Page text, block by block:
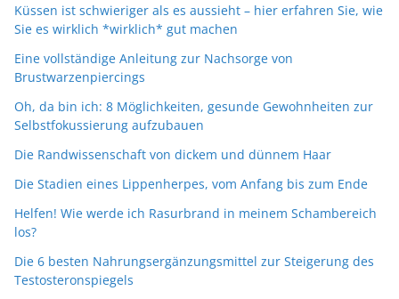
Küssen ist schwieriger als es aussieht – hier erfahren Sie, wie
Sie es wirklich *wirklich* gut machen
Eine vollständige Anleitung zur Nachsorge von
Brustwarzenpiercings
Oh, da bin ich: 8 Möglichkeiten, gesunde Gewohnheiten zur
Selbstfokussierung aufzubauen
Die Randwissenschaft von dickem und dünnem Haar
Die Stadien eines Lippenherpes, vom Anfang bis zum Ende
Helfen! Wie werde ich Rasurbrand in meinem Schambereich
los?
Die 6 besten Nahrungsergänzungsmittel zur Steigerung des
Testosteronspiegels